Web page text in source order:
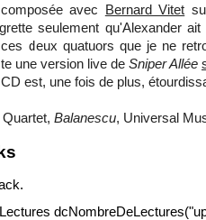
avec Bernard Vitet
seulement qu'Alexander
deux quatuors que je ne
une version live de Sniper Allée
est, une fois de plus,
Balanescu, Universal